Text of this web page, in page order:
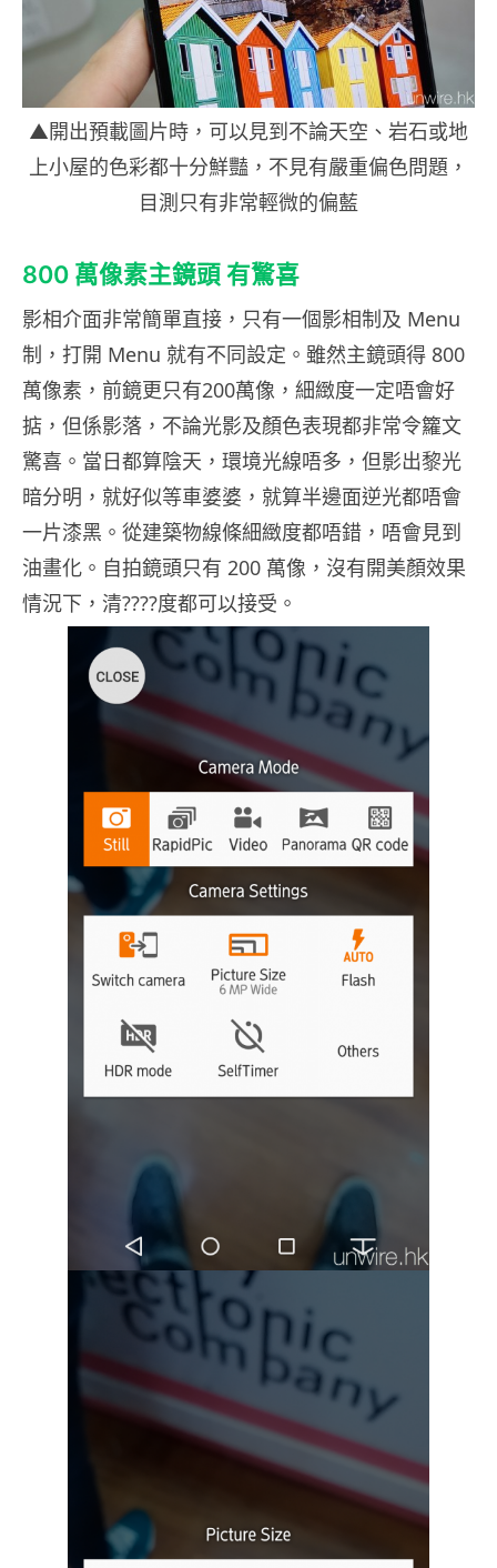
▲開出預載圖片時，可以見到不論天空、岩石或地
上小屋的色彩都十分鮮豔，不見有嚴重偏色問題，
目測只有非常輕微的偏藍
800 萬像素主鏡頭 有驚喜
影相介面非常簡單直接，只有一個影相制及 Menu
制，打開 Menu 就有不同設定。雖然主鏡頭得 800
萬像素，前鏡更只有200萬像，細緻度一定唔會好
掂，但係影落，不論光影及顏色表現都非常令籮文
驚喜。當日都算陰天，環境光線唔多，但影出黎光
暗分明，就好似等車婆婆，就算半邊面逆光都唔會
一片漆黑。從建築物線條細緻度都唔錯，唔會見到
油畫化。自拍鏡頭只有 200 萬像，沒有開美顏效果
情況下，清????度都可以接受。